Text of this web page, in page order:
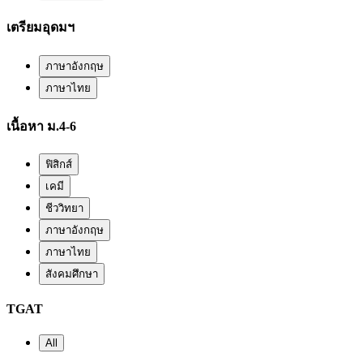
เตรียมอุดมฯ
ภาษาอังกฤษ
ภาษาไทย
เนื้อหา ม.4-6
ฟิสิกส์
เคมี
ชีววิทยา
ภาษาอังกฤษ
ภาษาไทย
สังคมศึกษา
TGAT
All